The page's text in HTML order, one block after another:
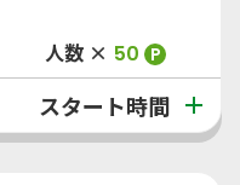
人数 × 50 P
スタート時間